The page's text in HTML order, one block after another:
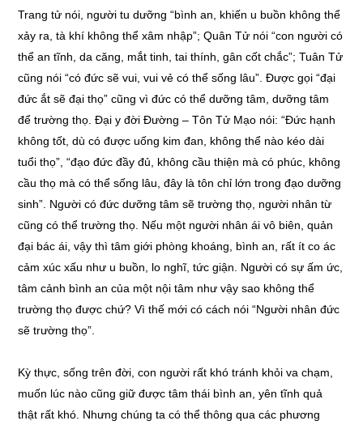
Trang tử nói, người tu dưỡng “bình an, khiến u buồn không thể
xảy ra, tà khí không thể xâm nhập”; Quân Tử nói “con người có
thể an tĩnh, da căng, mắt tinh, tai thính, gân cốt chắc”; Tuân Tử
cũng nói “có đức sẽ vui, vui vẻ có thể sống lâu”. Được gọi “đại
đức ắt sẽ đại thọ” cũng vì đức có thể dưỡng tâm, dưỡng tâm
để trường thọ. Đại y đời Đường – Tôn Tử Mạo nói: “Đức hạnh
không tốt, dù có được uống kim đan, không thể nào kéo dài
tuổi thọ”, “đạo đức đầy đủ, không cầu thiện mà có phúc, không
cầu thọ mà có thể sống lâu, đây là tôn chỉ lớn trong đạo dưỡng
sinh”. Người có đức dưỡng tâm sẽ trường thọ, người nhân từ
cũng có thể trường thọ. Nếu một người nhân ái vô biên, quản
đại bác ái, vậy thì tâm giới phòng khoáng, bình an, rất ít co ác
cảm xúc xấu như u buồn, lo nghĩ, tức giận. Người có sự ấm ức,
tâm cảnh bình an của một nội tâm như vậy sao không thể
trường thọ được chứ? Vì thế mới có cách nói “Người nhân đức
sẽ trường thọ”.
Kỳ thực, sống trên đời, con người rất khó tránh khỏi va chạm,
muốn lúc nào cũng giữ được tâm thái bình an, yên tĩnh quả
thật rất khó. Nhưng chúng ta có thể thông qua các phương